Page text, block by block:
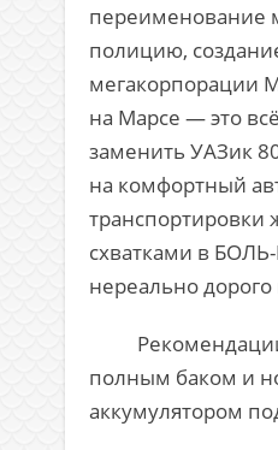
переименование
полицию,
мегакорпорации
на Марсе — это
заменить УАЗик
на комфортный
схватками в
нереально
полным баком и
аккумулятором